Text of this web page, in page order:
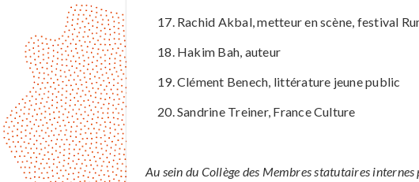
Rachid Akbal, metteur en scène, festival
Hakim Bah, auteur
Clément Benech, littérature jeune public
Sandrine Treiner, France Culture
Au sein du Collège des Membres statutaires internes